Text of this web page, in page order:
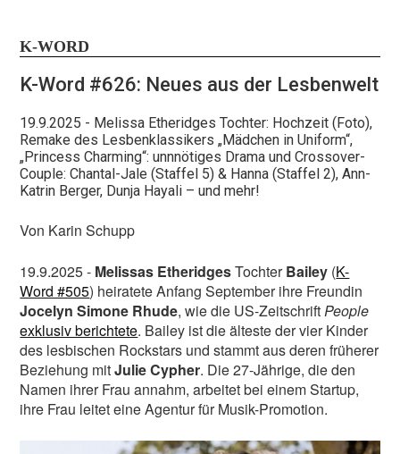
K-WORD
K-Word #626: Neues aus der Lesbenwelt
19.9.2025 - Melissa Etheridges Tochter: Hochzeit (Foto),
Remake des Lesbenklassikers „Mädchen in Uniform“,
„Princess Charming“: unnnötiges Drama und Crossover-
Couple: Chantal-Jale (Staffel 5) & Hanna (Staffel 2), Ann-
Katrin Berger, Dunja Hayali – und mehr!
Von Karin Schupp
19.9.2025 - Melissas EtheridgesTochterBailey (K-
Word #505) heiratete Anfang September ihre Freundin
Jocelyn Simone Rhude, wie die US-ZeitschriftPeople
exklusiv berichtete. Bailey ist die älteste der vier Kinder
des lesbischen Rockstars und stammt aus deren früherer
Beziehung mitJulie Cypher. Die 27-Jährige, die den
Namen ihrer Frau annahm, arbeitet bei einem Startup,
ihre Frau leitet eine Agentur für Musik-Promotion.
Bleibt out und proud!
Nur mit euch, unseren Leser:innen und online-
Nutzer:innen, bekommen wir das hin! Helft uns, damit
wir diese Zeiten durchstehen, die in politischer wie
der nicht nur in Social Media Bubbles stattfindet,
zunehmend schwer.
Unterstützt unsere Arbeit!
Vielen Dank!
Euer L-MAG-Team